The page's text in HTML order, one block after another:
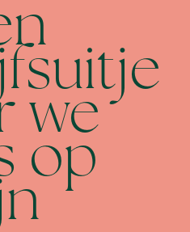
we
op